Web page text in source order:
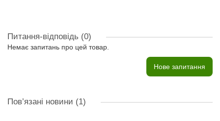
Питання-відповідь (0)
Немає запитань про цей товар.
Нове запитання
Пов’язані новини (1)